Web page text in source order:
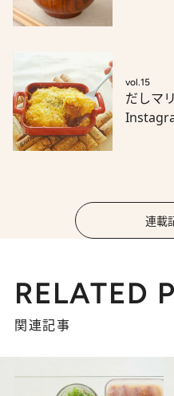
vol.15
だしマ
連載
RELATED
関連記事